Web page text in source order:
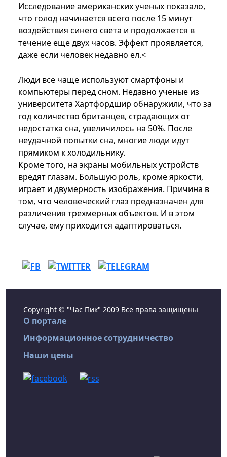
Исследование американских ученых показало,
что голод начинается всего после 15 минут
воздействия синего света и продолжается в
течение еще ​​двух часов. Эффект проявляется,
даже если человек недавно ел.<
Люди все чаще используют смартфоны и
компьютеры перед сном. Недавно ученые из
университета Хартфордшир обнаружили, что за
год количество британцев, страдающих от
недостатка сна, увеличилось на 50%. После
неудачной попытки сна, многие люди идут
прямиком к холодильнику.
Кроме того, на экраны мобильных устройств
вредят глазам. Большую роль, кроме яркости,
играет и двумерность изображения. Причина в
том, что человеческий глаз предназначен для
различения трехмерных объектов. И в этом
случае, ему приходится адаптироваться.
Copyright © "Час Пик" 2009 Все права защищены
О портале
Информационное сотрудничество
Наши цены